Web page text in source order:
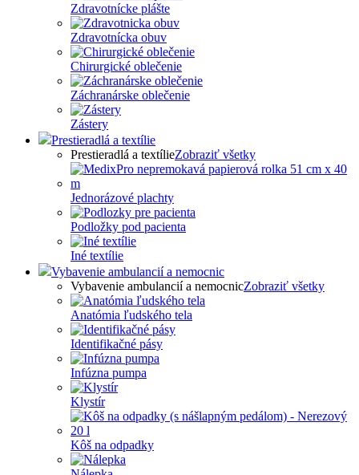
Zdravotnícke plášte
Zdravotnícka obuv
Chirurgické oblečenie
Záchranárske oblečenie
Zástery
Prestieradlá a textílie
Prestieradlá a textílieZobraziť všetky
Jednorázové plachty
Podložky pod pacienta
Iné textílie
Vybavenie ambulancií a nemocnic
Vybavenie ambulancií a nemocnicZobraziť všetky
Anatómia ľudského tela
Identifikačné pásy
Infúzna pumpa
Klystír
Kôš na odpadky